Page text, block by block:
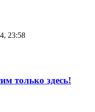
23:58
только здесь!